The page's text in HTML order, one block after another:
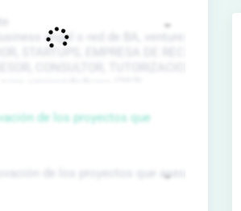
de los proyectos que